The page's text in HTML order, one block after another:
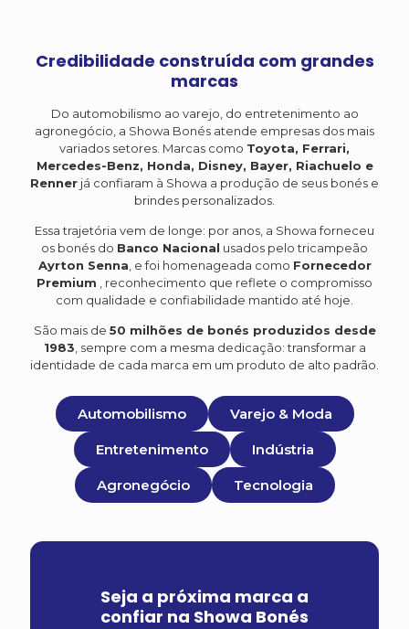
Credibilidade construída com grandes
marcas
Do automobilismo ao varejo, do entretenimento ao
agronegócio, a Showa Bonés atende empresas dos mais
variados setores. Marcas como Toyota, Ferrari,
Mercedes-Benz, Honda, Disney, Bayer, Riachuelo e
Renner já confiaram à Showa a produção de seus bonés e
brindes personalizados.
Essa trajetória vem de longe: por anos, a Showa forneceu
os bonés do Banco Nacional usados pelo tricampeão
Ayrton Senna , e foi homenageada como Fornecedor
Premium , reconhecimento que reflete o compromisso
com qualidade e confiabilidade mantido até hoje.
São mais de 50 milhões de bonés produzidos desde
1983 , sempre com a mesma dedicação: transformar a
identidade de cada marca em um produto de alto padrão.
Automobilismo Varejo & Moda
Entretenimento Indústria
Agronegócio Tecnologia
Seja a próxima marca a
confiar na Showa Bonés